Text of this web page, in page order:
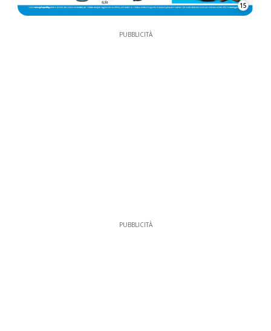
15
PUBBLICITÀ
PUBBLICITÀ